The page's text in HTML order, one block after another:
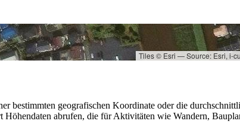
Tiles © Esri — Source: Esri, i-
bestimmten geografischen Koordinate oder die
abrufen, die für Aktivitäten wie Wandern,